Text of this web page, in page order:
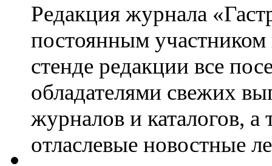
Редакция журнала
постоянным
стенде редакции все
обладателями свежих
журналов и каталогов,
отласлевые новостные